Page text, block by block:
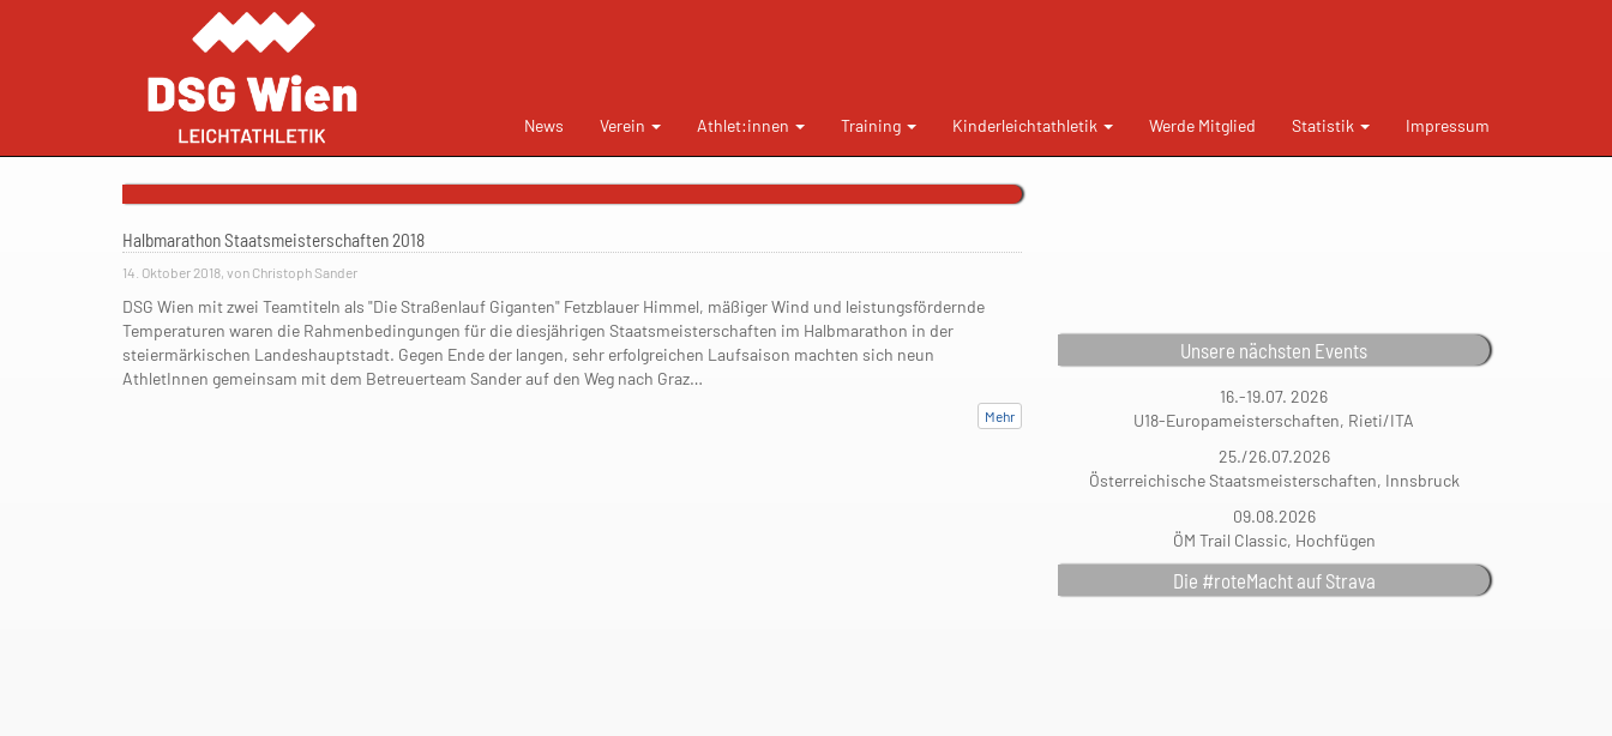
News Verein Athlet:innen Training Kinderleichtathletik Werde Mitglied Statistik Impressum
Halbmarathon Staatsmeisterschaften 2018
14. Oktober 2018, von Christoph Sander
DSG Wien mit zwei Teamtiteln als "Die Straßenlauf Giganten" Fetzblauer Himmel, mäßiger Wind und leistungsfördernde
Temperaturen waren die Rahmenbedingungen für die diesjährigen Staatsmeisterschaften im Halbmarathon in der
steiermärkischen Landeshauptstadt. Gegen Ende der langen, sehr erfolgreichen Laufsaison machten sich neun
AthletInnen gemeinsam mit dem Betreuerteam Sander auf den Weg nach Graz…
Mehr
Unsere nächsten Events
16.-19.07. 2026
U18-Europameisterschaften, Rieti/ITA
25./26.07.2026
Österreichische Staatsmeisterschaften, Innsbruck
09.08.2026
ÖM Trail Classic, Hochfügen
Die #roteMacht auf Strava